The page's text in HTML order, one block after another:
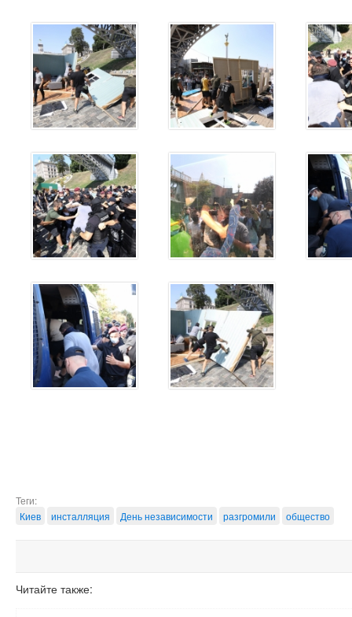
Теги:
Киев
инсталляция День независимости разгромили общество
Читайте также: